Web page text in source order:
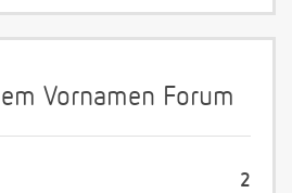
Vornamen Forum
2